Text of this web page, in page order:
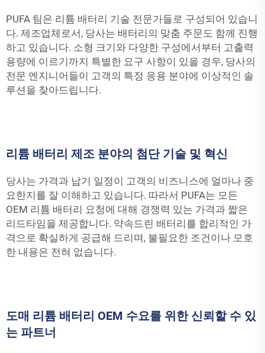
PUFA 팀은 리튬 배터리 기술 전문가들로 구성되어 있습니
다. 제조업체로서, 당사는 배터리의 맞춤 주문도 함께 진행
하고 있습니다. 소형 크기와 다양한 구성에서부터 고출력
용량에 이르기까지 특별한 요구 사항이 있을 경우, 당사의
전문 엔지니어들이 고객의 특정 응용 분야에 이상적인 솔
루션을 찾아드립니다.
리튬 배터리 제조 분야의 첨단 기술 및 혁신
당사는 가격과 납기 일정이 고객의 비즈니스에 얼마나 중
요한지를 잘 이해하고 있습니다. 따라서 PUFA는 모든
OEM 리튬 배터리 요청에 대해 경쟁력 있는 가격과 짧은
리드타임을 제공합니다. 약속드린 배터리를 합리적인 가
격으로 확실하게 공급해 드리며, 불필요한 조건이나 모호
한 내용은 전혀 없습니다.
도매 리튬 배터리 OEM 수요를 위한 신뢰할 수 있
는 파트너